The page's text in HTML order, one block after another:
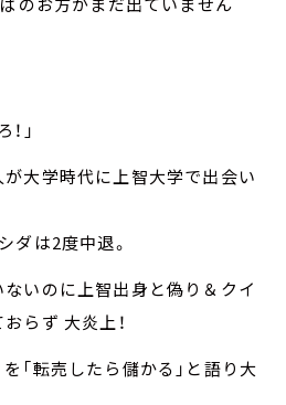
」
大学時代に上智大学で出会い
ダは2度中退。
いのに上智出身と偽り＆クイ
らず 大炎上！
「転売したら儲かる」と語り大